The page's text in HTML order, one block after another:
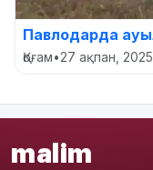
Павлодарда
Қоғам•27 ақпан, 2025
malim